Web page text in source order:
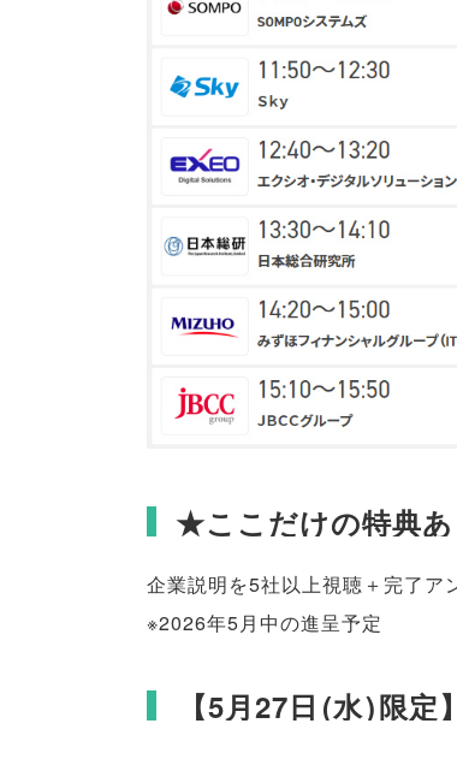
★ここだけの特典あ
企業説明を5社以上視聴＋完了ア
※2026年5月中の進呈予定
【5月27日 (水)限定】